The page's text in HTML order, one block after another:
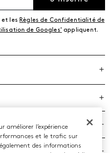
et les Règles de Confidentialité de
de Googles' appliquent.
améliorer l’expérience
et le trafic sur
des informations